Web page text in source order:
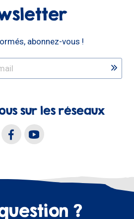
abonnez-vous !
sur les réseaux
?